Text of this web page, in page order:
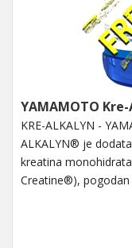
YAMAMOTO
KRE-ALKALYN -
ALKALYN® je
kreatina
Creatine®), pogodan